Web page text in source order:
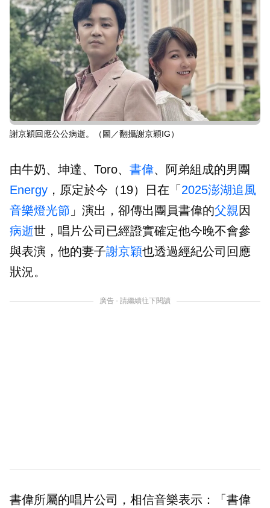
謝京穎回應公公病逝。（圖／翻攝謝京穎IG）
由牛奶、坤達、Toro、 書偉、阿弟組成的男團
Energy ，原定於今（19）日在「 2025澎湖追風
音樂燈光節 」演出，卻傳出團員書偉的父親因
病逝世，唱片公司已經證實確定他今晚不會參
與表演，他的妻子謝京穎也透過經紀公司回應
狀況。
廣告 - 請繼續往下閱讀
書偉所屬的唱片公司，相信音樂表示：「書偉